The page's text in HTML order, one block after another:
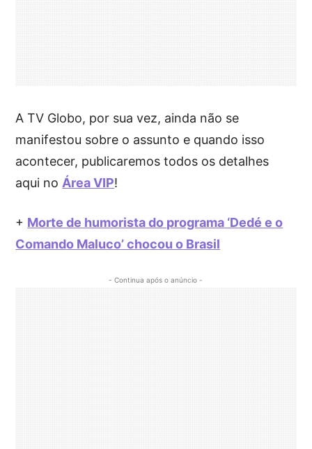
A TV Globo, por sua vez, ainda não se
manifestou sobre o assunto e quando isso
acontecer, publicaremos todos os detalhes
aqui no Área VIP!
+ Morte de humorista do programa ‘Dedé e o
Comando Maluco’ chocou o Brasil
- Continua após o anúncio -